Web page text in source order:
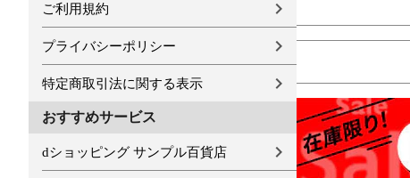
ご利用規約
プライバシーポリシー
特定商取引法に関する表示
おすすめサービス
dショッピング サンプル百貨店